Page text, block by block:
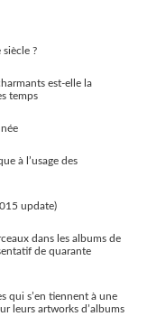
?
est-elle la
temps
à l’usage des
update)
dans les albums de
de quarante
qui s’en tiennent à une
leurs artworks d’albums